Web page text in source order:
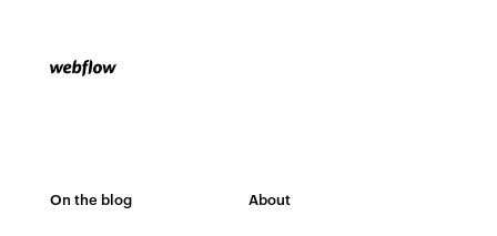
On the blog About